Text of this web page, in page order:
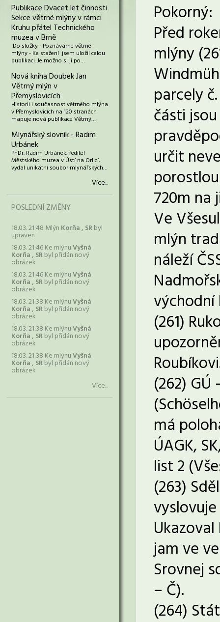
Publikace Dvacet let činnosti
Sekce větrné mlýny v rámci
Kruhu přátel Technického
muzea v Brně
Do složky - Poznáváme větrné
mlýny - Ke stažení jsem uložil celou
publikaci. Je možno si ji po…
Nová kniha Doubek Jan
Větrný mlýn v
Přemyslovicích
Historii i současnost větrného mlýna
v Přemyslovicích na 120 stranách
mapuje nová publikace Větrný…
Mlynářský slovník - Radim
Urbánek
PhDr. Radim Urbánek, ředitel
Městského muzea v Ústí na Orlicí,
vydal unikátní soubor mlynářských…
Více...
POSLEDNÍ ZMĚNY
18.03. 21:48 Mlýn Korňa , SRbyl
upraven
18.03. 21:46 Ke mlýnuVyšná
Korňa , SRbyl přidán nový
obrázek
18.03. 21:46 Ke mlýnuVyšná
Korňa , SRbyl přidán nový
obrázek
18.03. 21:38 Ke mlýnuVyšná
Korňa , SRbyl přidán nový
obrázek
18.03. 21:38 Ke mlýnuVyšná
Korňa , SRbyl přidán nový
obrázek
18.03. 21:38 Ke mlýnuVyšná
Korňa , SRbyl přidán nový
obrázek
Více...
Pokorný:
Před
mlýny
parcely
části
určit
720m na
Ve
mlýn
náleží
východní
(261)
(262)
má
ÚAGK,
list 2
(263)
jam ve
Srovnej
– Č).
(264)